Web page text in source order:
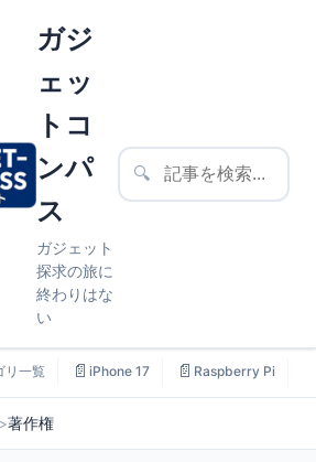
ガジ
ェッ
トコ
ンパ
ス
ガジェット
探求の旅に
終わりはな
い
🔍
リ一覧 📄 iPhone 17 📄 Raspberry Pi
>著作権